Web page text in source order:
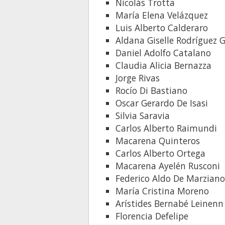
Nicolás Trotta
María Elena Velázquez
Luis Alberto Calderaro
Aldana Giselle Rodríguez
Daniel Adolfo Catalano
Claudia Alicia Bernazza
Jorge Rivas
Rocío Di Bastiano
Oscar Gerardo De Isasi
Silvia Saravia
Carlos Alberto Raimundi
Macarena Quinteros
Carlos Alberto Ortega
Macarena Ayelén Rusconi
Federico Aldo De Marziano
María Cristina Moreno
Arístides Bernabé Leinenn
Florencia Defelipe